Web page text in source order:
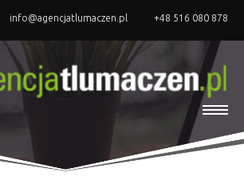
info@agencjatlumaczen.pl +48 516 080 878